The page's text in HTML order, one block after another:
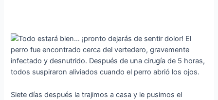
Siete días después la trajimos a casa y le pusimos el